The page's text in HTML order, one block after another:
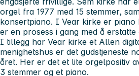
orgel fra 1977 med 15 stemmer,
konsertpiano. I Vear kirke er piano
er en prosess i gang med å
I tillegg har Vear kirke et Allen
menighetshus er det gudstjeneste
året. Her er det et lite orgelpositiv
3 stemmer og et piano.